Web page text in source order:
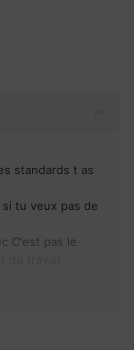
standards t as
tu veux pas de
C'est pas le
journée. C' est